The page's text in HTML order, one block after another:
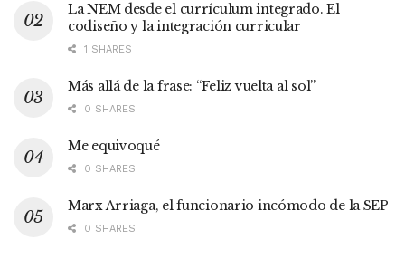
La NEM desde el currículum integrado. El
codiseño y la integración curricular
1 SHARES
Más allá de la frase: “Feliz vuelta al sol”
0 SHARES
Me equivoqué
0 SHARES
Marx Arriaga, el funcionario incómodo de la SEP
0 SHARES